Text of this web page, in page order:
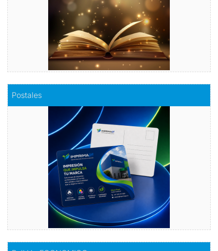
Postales
Dale vida a tus emociones con nuestras
postales.
Comprar
Comprar
Comprar